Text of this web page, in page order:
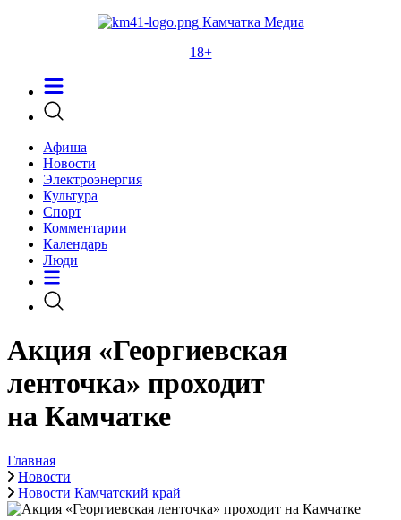
Камчатка Медиа
18+
Афиша
Новости
Электроэнергия
Культура
Спорт
Комментарии
Календарь
Люди
Акция «Георгиевская
ленточка» проходит
на Камчатке
Главная
Новости
Новости Камчатский край